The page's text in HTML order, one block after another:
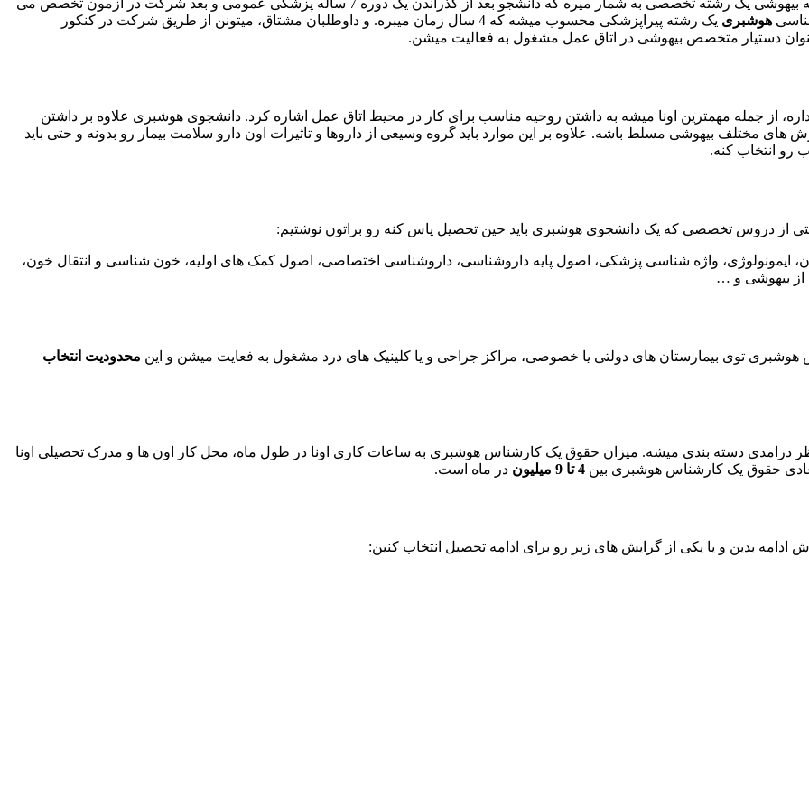
باهم ارتباط کاری هم دارند، اما دو رشته ی کاملا متفاوت هستن. رشته بیهوشی یک رشته تخصصی به شمار میره که دانشجو بعد از گذراندن یک دوره 7 ساله پزشکی عمومی و بعد شرکت در آزمون تخصص می
هوشبری
یک رشته پیراپزشکی محسوب میشه که 4 سال زمان میبره. و داوطلبان مشتاق، میتونن از طریق شرکت در کنکور
دستیار متخصص بیهوشی در اتاق عمل مشغول به فعالیت میشن.
از جمله مهمترین اونا میشه به داشتن روحیه مناسب برای کار در محیط اتاق عمل اشاره کرد. دانشجوی هوشبری علاوه بر داشتن
مختلف بیهوشی مسلط باشه. علاوه بر این موارد باید گروه وسیعی از داروها و تاثیرات اون دارو سلامت بیمار رو بدونه و حتی باید
رو انتخاب کنه.
از دروس تخصصی که یک دانشجوی هوشبری باید حین تحصیل پاس کنه رو براتون نوشتیم:
ایمونولوژی، واژه شناسی پزشکی، اصول پایه داروشناسی، داروشناسی اختصاصی، اصول کمک های اولیه، خون شناسی و انتقال خون،
بیهوشی و …
هوشبری توی بیمارستان های دولتی یا خصوصی، مراکز جراحی و یا کلینیک های درد مشغول به فعایت میشن و این محدودیت انتخاب
درامدی دسته بندی میشه. میزان حقوق یک کارشناس هوشبری به ساعات کاری اونا در طول ماه، محل کار اون ها و مدرک تحصیلی اونا
عادی حقوق یک کارشناس هوشبری بین 4 تا 9 میلیون در ماه است.
بدین و یا یکی از گرایش های زیر رو برای ادامه تحصیل انتخاب کنین: